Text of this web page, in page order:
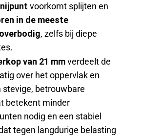
voorkomt splijten en
in de meeste
, zelfs bij diepe
van 21 mmverdeelt de
over het oppervlak en
stevige, betrouwbare
betekent minder
nodig en een stabiel
tegen langdurige belasting